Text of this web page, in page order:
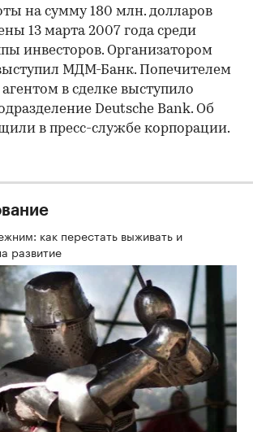
на сумму 180 млн. долларов
13 марта 2007 года среди
инвесторов. Организатором
МДМ-Банк. Попечителем
в сделке выступило
Deutsche Bank. Об
в пресс-службе корпорации.
как перестать выживать и
развитие